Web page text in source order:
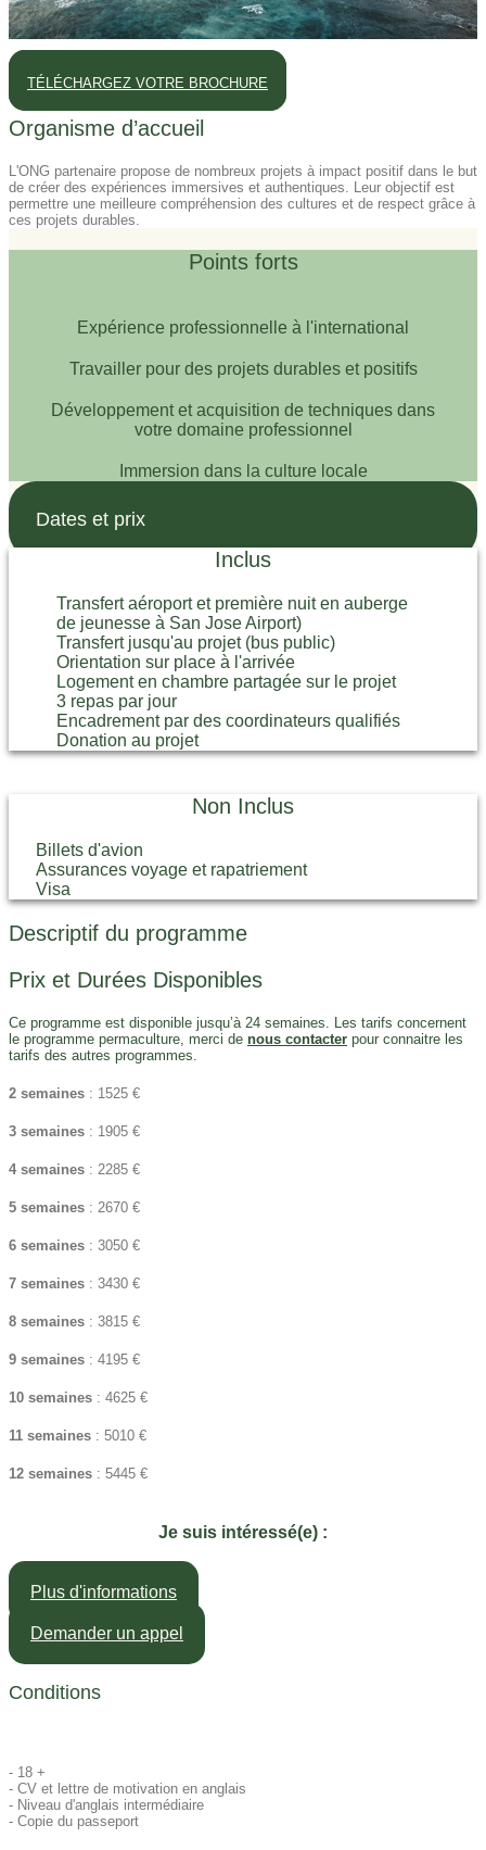
TÉLÉCHARGEZ VOTRE BROCHURE
Organisme d’accueil
L'ONG partenaire propose de nombreux projets à impact positif dans le but
de créer des expériences immersives et authentiques. Leur objectif est
permettre une meilleure compréhension des cultures et de respect grâce à
ces projets durables.
Points forts
Expérience professionnelle à l'international
Travailler pour des projets durables et positifs
Développement et acquisition de techniques dans
votre domaine professionnel
Immersion dans la culture locale
Dates et prix
Inclus
Transfert aéroport et première nuit en auberge
de jeunesse à San Jose Airport)
Transfert jusqu'au projet (bus public)
Orientation sur place à l'arrivée
Logement en chambre partagée sur le projet
3 repas par jour
Encadrement par des coordinateurs qualifiés
Donation au projet
Non Inclus
Billets d'avion
Assurances voyage et rapatriement
Visa
Descriptif du programme
Prix et Durées Disponibles
Ce programme est disponible jusqu’à 24 semaines. Les tarifs concernent
le programme permaculture, merci de nous contacter pour connaitre les
tarifs des autres programmes.
2 semaines : 1525 €
3 semaines : 1905 €
4 semaines : 2285 €
5 semaines : 2670 €
6 semaines : 3050 €
7 semaines : 3430 €
8 semaines : 3815 €
9 semaines : 4195 €
10 semaines : 4625 €
11 semaines : 5010 €
12 semaines : 5445 €
Je suis intéressé(e) :
Plus d'informations
Demander un appel
Conditions
- 18 +
- CV et lettre de motivation en anglais
- Niveau d'anglais intermédiaire
- Copie du passeport